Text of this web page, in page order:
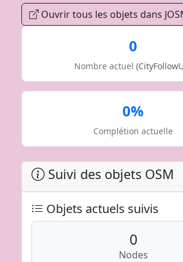
Ouvrir tous les objets dans
0
Nombre actuel
0%
Complétion actuelle
Suivi des objets OSM
Objets actuels suivis
0
Nodes